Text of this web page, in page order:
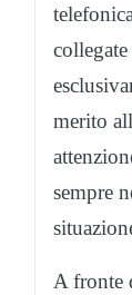
merito
sempre
A fronte